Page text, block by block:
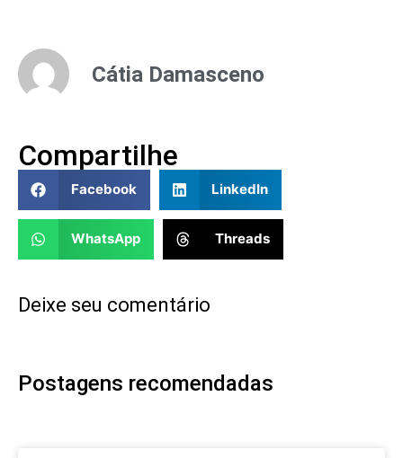
Cátia Damasceno
Compartilhe
Facebook LinkedIn
WhatsApp Threads
Deixe seu comentário
Postagens recomendadas